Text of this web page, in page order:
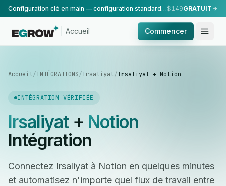
Configuration clé en main — configuration standard, réalisée par notre équipe.$149GRATUIT
Accueil Commencer
Accueil/INTÉGRATIONS/Irsaliyat/Irsaliyat + Notion
INTÉGRATION VÉRIFIÉE
Irsaliyat+ Notion
Intégration
Connectez Irsaliyat à Notion en quelques minutes
et automatisez n'importe quel flux de travail entre